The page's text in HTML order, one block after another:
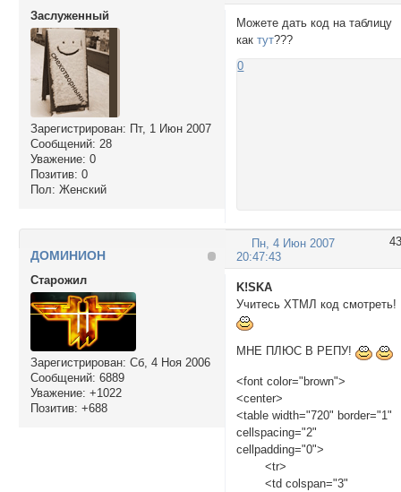
Заслуженный
Зарегистрирован: Пт, 1 Июн 2007
Сообщений: 28
Уважение: 0
Позитив: 0
Пол: Женский
Можете дать код на таблицу
кактут???
0
43
Пн, 4 Июн 2007
20:47:43
ДОМИНИОН
Cтарожил
Зарегистрирован: Сб, 4 Ноя 2006
Сообщений: 6889
Уважение: +1022
Позитив: +688
K!SKA
Учитесь ХТМЛ код смотреть!
МНЕ ПЛЮС В РЕПУ!
<font color="brown">
<center>
<table width="720" border="1"
cellspacing="2"
cellpadding="0">
<tr>
<td colspan="3"